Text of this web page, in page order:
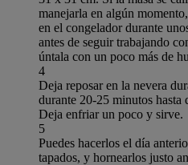
manejarla en algún
en el congelador durante
antes de seguir trabajando
úntala con un poco más de
4
Deja reposar en la nevera
durante 20-25 minutos hasta
Deja enfriar un poco y sirve.
5
Puedes hacerlos el día
tapados, y hornearlos justo